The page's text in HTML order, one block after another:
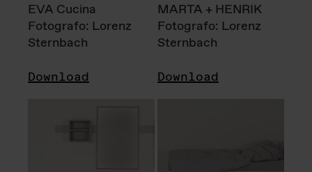
EVA Cucina
Fotografo: Lorenz
Sternbach
Download
MARTA + HENRIK
Fotografo: Lorenz
Sternbach
Download